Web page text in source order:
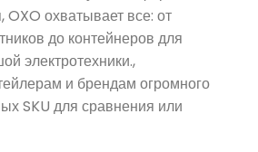
OXO охватывает все: от
до контейнеров для
электротехники.,
и брендам огромного
SKU для сравнения или